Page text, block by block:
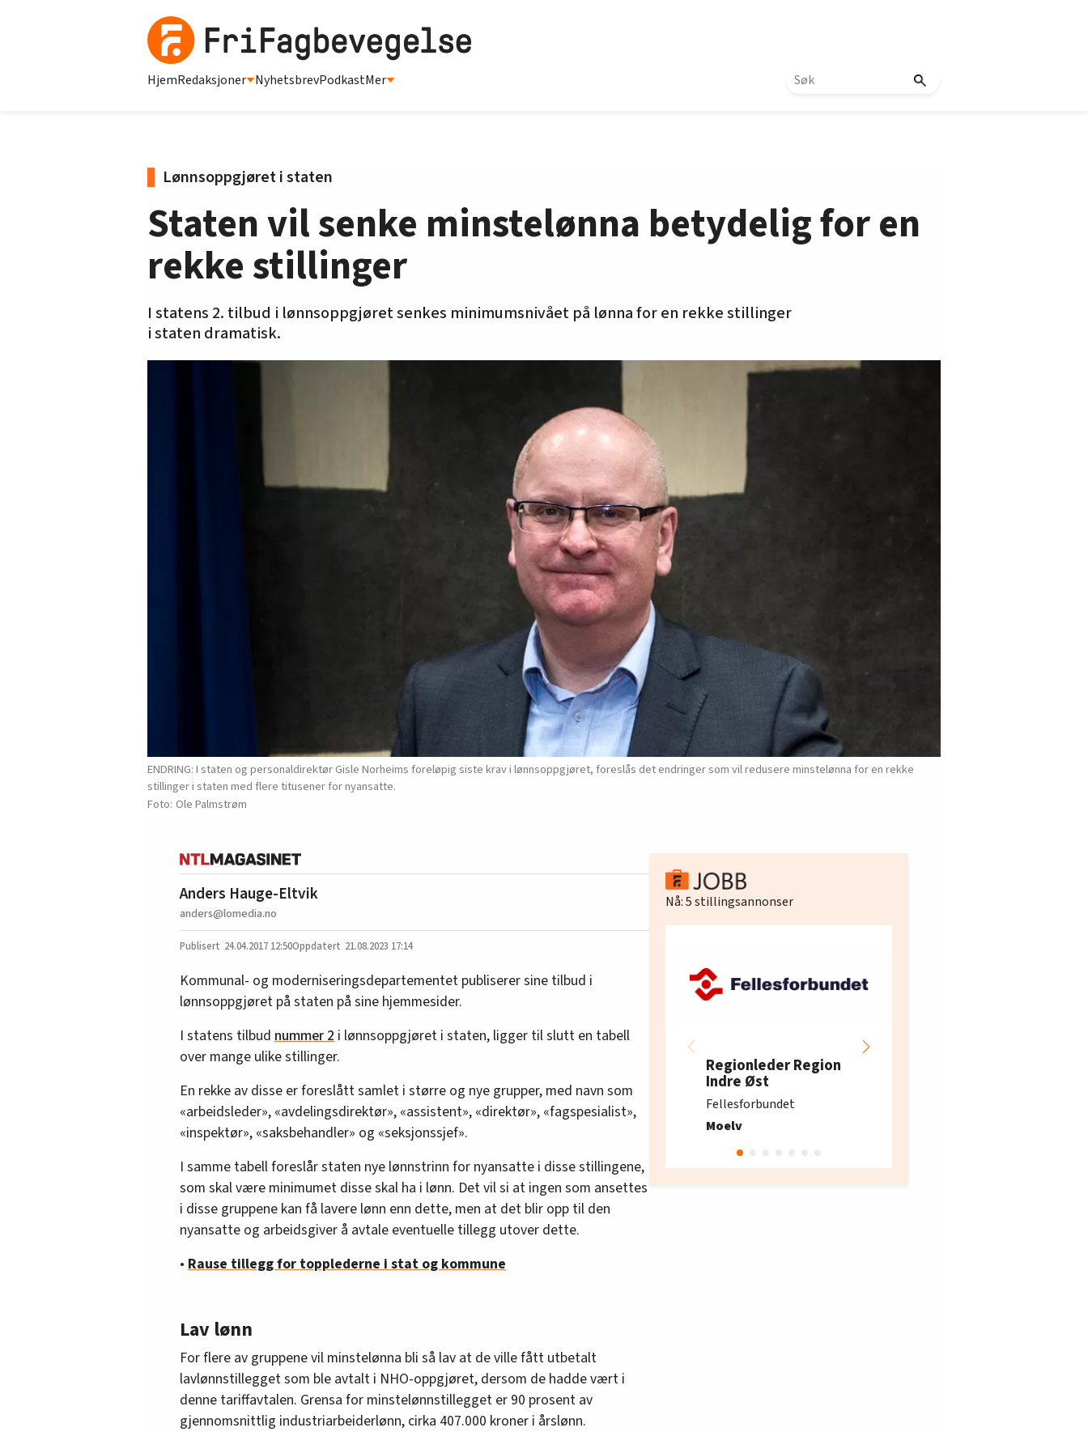
HjemRedaksjoner NyhetsbrevPodkastMer
Lønnsoppgjøret i staten
Staten vil senke minstelønna betydelig for en
rekke stillinger
I statens 2. tilbud i lønnsoppgjøret senkes minimumsnivået på lønna for en rekke stillinger
i staten dramatisk.
ENDRING: I staten og personaldirektør Gisle Norheims foreløpig siste krav i lønnsoppgjøret, foreslås det endringer som vil redusere minstelønna for en rekke
stillinger i staten med flere titusener for nyansatte.
Ole Palmstrøm
Anders Hauge-Eltvik
anders@lomedia.no
24.04.2017 12:50 21.08.2023 17:14
Kommunal- og moderniseringsdepartementet publiserer sine tilbud i
lønnsoppgjøret på staten på sine hjemmesider.
I statens tilbud nummer 2 i lønnsoppgjøret i staten, ligger til slutt en tabell
over mange ulike stillinger.
En rekke av disse er foreslått samlet i større og nye grupper, med navn som
«arbeidsleder», «avdelingsdirektør», «assistent», «direktør», «fagspesialist»,
«inspektør», «saksbehandler» og «seksjonssjef».
I samme tabell foreslår staten nye lønnstrinn for nyansatte i disse stillingene,
som skal være minimumet disse skal ha i lønn. Det vil si at ingen som ansettes
i disse gruppene kan få lavere lønn enn dette, men at det blir opp til den
nyansatte og arbeidsgiver å avtale eventuelle tillegg utover dette.
• Rause tillegg for topplederne i stat og kommune
Lav lønn
For flere av gruppene vil minstelønna bli så lav at de ville fått utbetalt
lavlønnstillegget som ble avtalt i NHO-oppgjøret, dersom de hadde vært i
denne tariffavtalen. Grensa for minstelønnstillegget er 90 prosent av
gjennomsnittlig industriarbeiderlønn, cirka 407.000 kroner i årslønn.
Nå:5stillingsannonser
Regionleder Region
Indre Øst
Fellesforbundet
Moelv